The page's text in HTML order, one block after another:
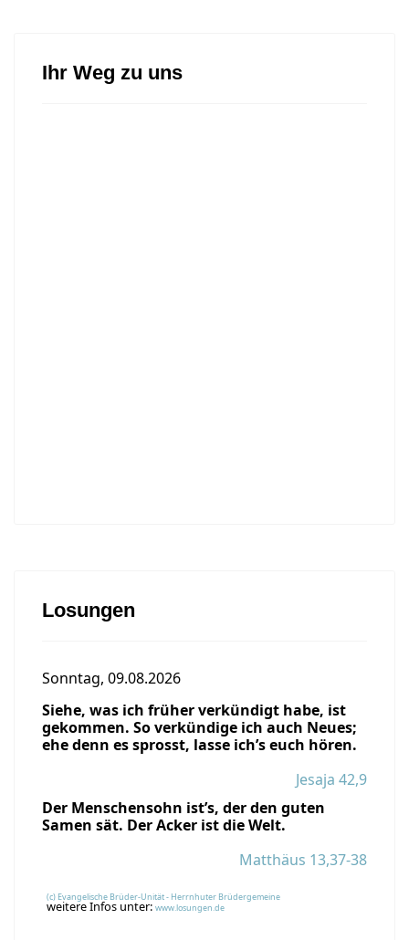
Ihr Weg zu uns
Losungen
Sonntag, 09.08.2026
Siehe, was ich früher verkündigt habe, ist
gekommen. So verkündige ich auch Neues;
ehe denn es sprosst, lasse ich’s euch hören.
Jesaja 42,9
Der Menschensohn ist’s, der den guten
Samen sät. Der Acker ist die Welt.
Matthäus 13,37-38
(c) Evangelische Brüder-Unität - Herrnhuter Brüdergemeine
weitere Infos unter: www.losungen.de